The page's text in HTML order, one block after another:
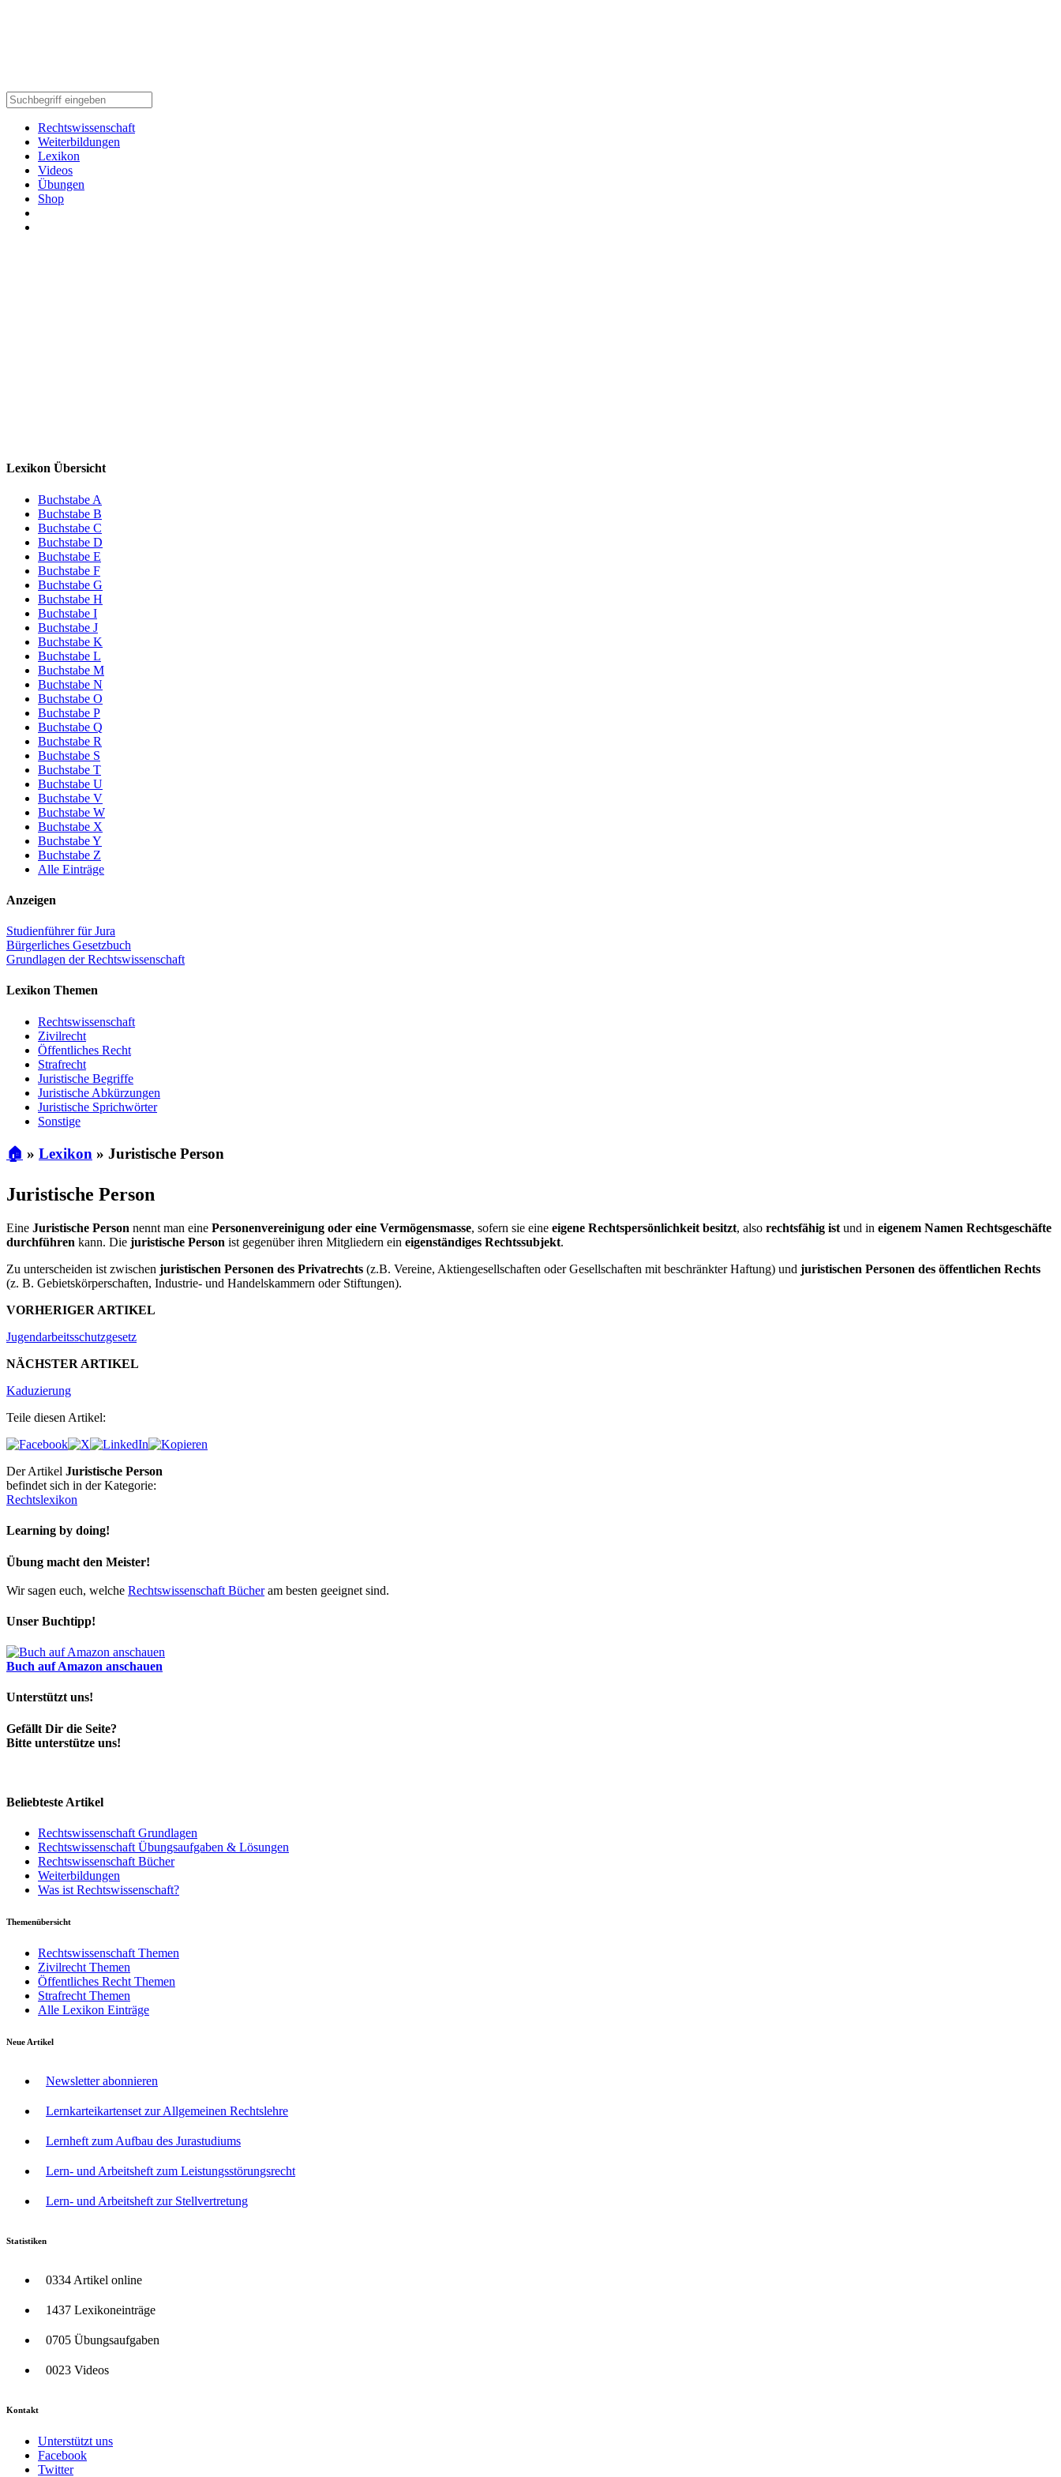
Rechtswissenschaft
Weiterbildungen
Lexikon
Videos
Übungen
Shop
Lexikon Übersicht
Buchstabe A
Buchstabe B
Buchstabe C
Buchstabe D
Buchstabe E
Buchstabe F
Buchstabe G
Buchstabe H
Buchstabe I
Buchstabe J
Buchstabe K
Buchstabe L
Buchstabe M
Buchstabe N
Buchstabe O
Buchstabe P
Buchstabe Q
Buchstabe R
Buchstabe S
Buchstabe T
Buchstabe U
Buchstabe V
Buchstabe W
Buchstabe X
Buchstabe Y
Buchstabe Z
Alle Einträge
Anzeigen
Studienführer für Jura
Bürgerliches Gesetzbuch
Grundlagen der Rechtswissenschaft
Lexikon Themen
Rechtswissenschaft
Zivilrecht
Öffentliches Recht
Strafrecht
Juristische Begriffe
Juristische Abkürzungen
Juristische Sprichwörter
Sonstige
🏠 » Lexikon » Juristische Person
Juristische Person
Eine Juristische Person nennt man eine Personenvereinigung oder eine Vermögensmasse, sofern sie eine eigene Rechtspersönlichkeit besitzt, also rechtsfähig ist und in eigenem Namen Rechtsgeschäfte
durchführen kann. Die juristische Person ist gegenüber ihren Mitgliedern ein eigenständiges Rechtssubjekt.
Zu unterscheiden ist zwischen juristischen Personen des Privatrechts (z.B. Vereine, Aktiengesellschaften oder Gesellschaften mit beschränkter Haftung) und juristischen Personen des öffentlichen Rechts
(z. B. Gebietskörperschaften, Industrie- und Handelskammern oder Stiftungen).
VORHERIGER ARTIKEL
Jugendarbeitsschutzgesetz
NÄCHSTER ARTIKEL
Kaduzierung
Teile diesen Artikel:
Der Artikel Juristische Person
befindet sich in der Kategorie:
Rechtslexikon
Learning by doing!
Übung macht den Meister!
Wir sagen euch, welche Rechtswissenschaft Bücheram besten geeignet sind.
Unser Buchtipp!
Buch auf Amazon anschauen
Unterstützt uns!
Gefällt Dir die Seite?
Bitte unterstütze uns!
Beliebteste Artikel
Rechtswissenschaft Grundlagen
Rechtswissenschaft Übungsaufgaben & Lösungen
Rechtswissenschaft Bücher
Weiterbildungen
Was ist Rechtswissenschaft?
Themenübersicht
Rechtswissenschaft Themen
Zivilrecht Themen
Öffentliches Recht Themen
Strafrecht Themen
Alle Lexikon Einträge
Neue Artikel
Newsletter abonnieren
Lernkarteikartenset zur Allgemeinen Rechtslehre
Lernheft zum Aufbau des Jurastudiums
Lern- und Arbeitsheft zum Leistungsstörungsrecht
Lern- und Arbeitsheft zur Stellvertretung
Statistiken
0334 Artikel online
1437 Lexikoneinträge
0705 Übungsaufgaben
0023 Videos
Kontakt
Unterstützt uns
Facebook
Twitter